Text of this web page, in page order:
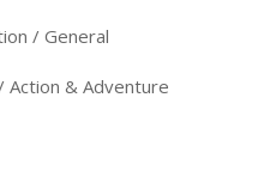
/ General
Action & Adventure